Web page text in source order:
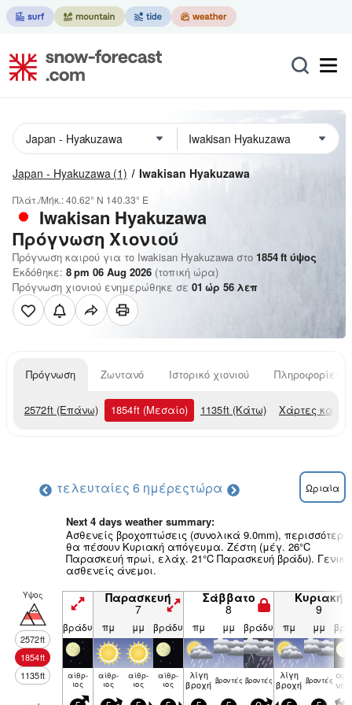
Japan - Hyakuzawa (1) Iwakisan Hyakuzawa
Πλάτ./Μήκ.:40.62° N 140.33° E
Iwakisan Hyakuzawa
Πρόγνωση Χιονιού
Πρόγνωση καιρού για το Iwakisan Hyakuzawa στο 1854ft ύψος
Εκδόθηκε: 8 pm 06 Aug 2026 (τοπική ώρα)
Πρόγνωση χιονιού ενημερώθηκε σε 01 ώρ 56 λεπ
Πρόγνωση Ζωντανό Ιστορικό χιονιού Πληροφορίες
2572ft (Επάνω) 1854ft (Μεσαίο) 1135ft (Κάτω) Χάρτες
τελευταίες 6 ημέρεςτώρα Ωριαία
Next 4 days weather summary:
Ασθενείς βροχοπτώσεις (συνολικά 9.0mm), περισσότερο
θα πέσουν Κυριακή απόγευμα. Ζέστη (μέγ. 26°C
Παρασκευή πρωί, ελάχ. 21°C Παρασκευή βράδυ). Γενικά
ασθενείς άνεμοι.
Υψος
2572ft
1854ft
1135ft
Παρασκευή
7
Σάββατο
8
Κυριακή
9
βράδυ πμ μμ βράδυ πμ μμ βράδυ πμ μμ
αίθρ­
ιος
αίθρ­
ιος
αίθρ­
ιος
αίθρ­
ιος
λίγη
βροχή βρον­τές βρον­τές λίγη
βροχή βρον­τές